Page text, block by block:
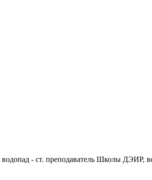
водопад - ст. преподаватель Школы